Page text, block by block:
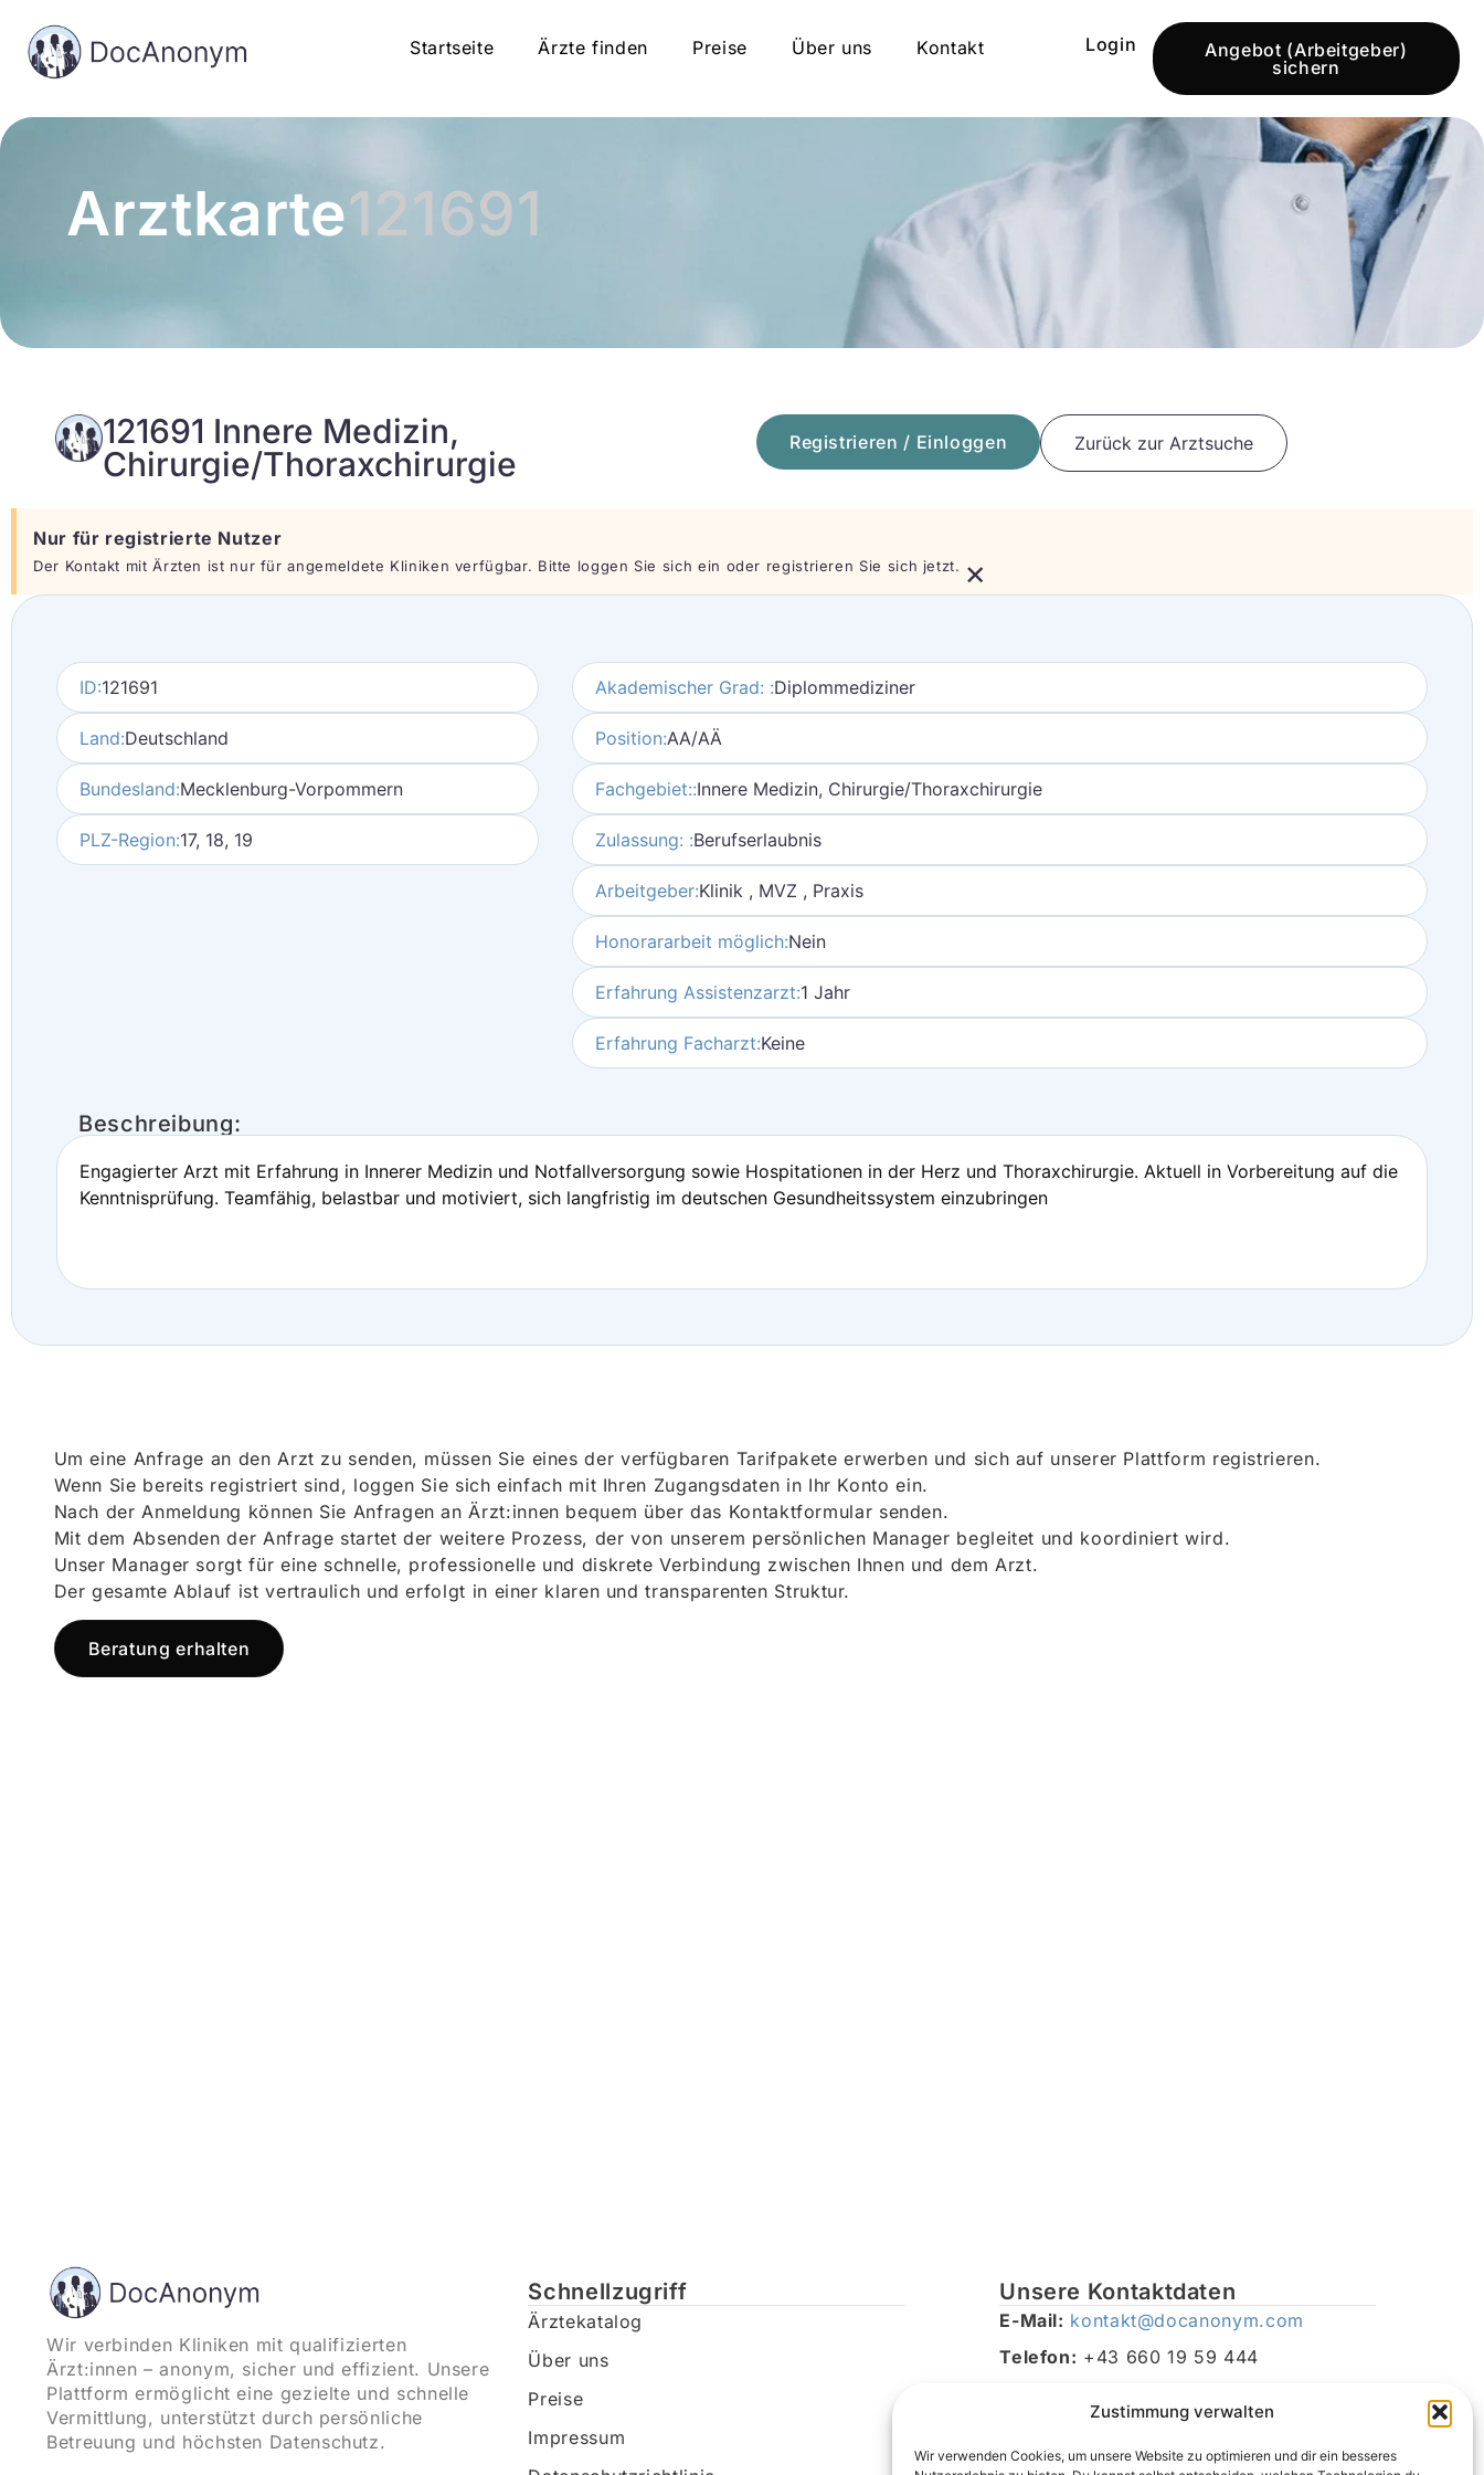
Zustimmung verwalten
Wir verwenden Cookies, um unsere Website zu optimieren und dir ein besseres
Startseite Ärzte finden Preise Über uns Kontakt Login
Angebot (Arbeitgeber)
sichern
Arztkarte121691
121691 Innere Medizin,
Chirurgie/Thoraxchirurgie
Registrieren / Einloggen Zurück zur Arztsuche
Nur für registrierte Nutzer
Der Kontakt mit Ärzten ist nur für angemeldete Kliniken verfügbar. Bitte loggen Sie sich ein oder registrieren Sie sich jetzt. ×
ID:121691
Land:Deutschland
Bundesland:Mecklenburg-Vorpommern
PLZ-Region:17, 18, 19
Akademischer Grad: :Diplommediziner
Position:AA/AÄ
Fachgebiet::Innere Medizin, Chirurgie/Thoraxchirurgie
Zulassung: :Berufserlaubnis
Arbeitgeber:Klinik , MVZ , Praxis
Honorararbeit möglich:Nein
Erfahrung Assistenzarzt:1 Jahr
Erfahrung Facharzt:Keine
Beschreibung:
Engagierter Arzt mit Erfahrung in Innerer Medizin und Notfallversorgung sowie Hospitationen in der Herz und Thoraxchirurgie. Aktuell in Vorbereitung auf die
Kenntnisprüfung. Teamfähig, belastbar und motiviert, sich langfristig im deutschen Gesundheitssystem einzubringen
Um eine Anfrage an den Arzt zu senden, müssen Sie eines der verfügbaren Tarifpakete erwerben und sich auf unserer Plattform registrieren.
Wenn Sie bereits registriert sind, loggen Sie sich einfach mit Ihren Zugangsdaten in Ihr Konto ein.
Nach der Anmeldung können Sie Anfragen an Ärzt:innen bequem über das Kontaktformular senden.
Mit dem Absenden der Anfrage startet der weitere Prozess, der von unserem persönlichen Manager begleitet und koordiniert wird.
Unser Manager sorgt für eine schnelle, professionelle und diskrete Verbindung zwischen Ihnen und dem Arzt.
Der gesamte Ablauf ist vertraulich und erfolgt in einer klaren und transparenten Struktur.
Beratung erhalten
Wir verbinden Kliniken mit qualifizierten
Ärzt:innen – anonym, sicher und effizient. Unsere
Plattform ermöglicht eine gezielte und schnelle
Vermittlung, unterstützt durch persönliche
Betreuung und höchsten Datenschutz.
Schnellzugriff
Ärztekatalog
Über uns
Preise
Impressum
Unsere Kontaktdaten
E-Mail: kontakt@docanonym.com
Telefon: +43 660 19 59 444
Traunsee, Österreich